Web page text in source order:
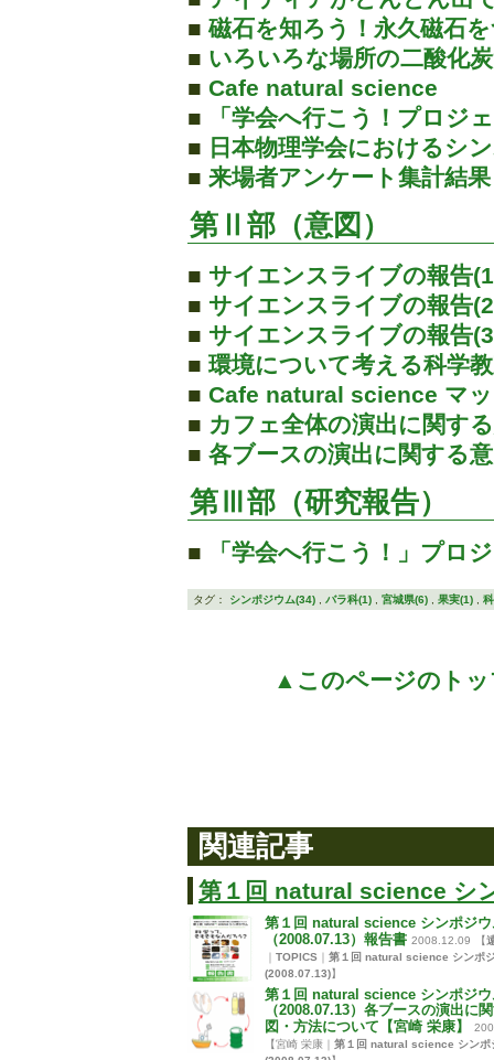
■ 磁石を知ろう！永久磁石
■ いろいろな場所の二酸化
■ Cafe natural science
■
「学会へ行こう！プロジ
■ 日本物理学会におけるシ
■ 来場者アンケート集計結果
第Ⅱ部（意図）
■ サイエンスライブの報告
■ サイエンスライブの報告
■ サイエンスライブの報告
■ 環境について考える科学
■ Cafe natural science マ
■ カフェ全体の演出に関す
■ 各ブースの演出に関する
第Ⅲ部（研究報告）
■ 「学会へ行こう！」プロ
タグ： シンポジウム(34) バラ科(1) 宮城県(6) 果実(1)
▲このページのトッ
関連記事
第１回 natural science シ
第１回 natural science シンポジウ
（2008.07.13）報告書 2008.12.09 【
TOPICS
第１回 natural science シンポ
(2008.07.13)】
第１回 natural science シンポジウ
（2008.07.13）各ブースの演出に
図・方法について【宮崎 栄康】
【宮崎 栄康｜ 第１回 natural science シンポ